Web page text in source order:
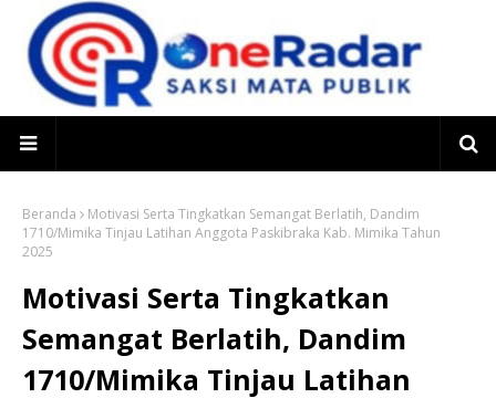
Beranda
Motivasi Serta Tingkatkan Semangat Berlatih, Dandim
1710/Mimika Tinjau Latihan Anggota Paskibraka Kab. Mimika Tahun
2025
Motivasi Serta Tingkatkan
Semangat Berlatih, Dandim
1710/Mimika Tinjau Latihan